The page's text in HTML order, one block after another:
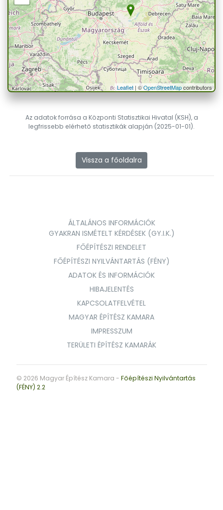
Leaflet| ©OpenStreetMapcontributors
Az adatok forrása a Központi Statisztikai Hivatal (KSH), a
legfrissebb elérhető statisztikák alapján (2025-01-01).
Vissza a főoldalra
ÁLTALÁNOS INFORMÁCIÓK
GYAKRAN ISMÉTELT KÉRDÉSEK (GY.I.K.)
FŐÉPÍTÉSZI RENDELET
FŐÉPÍTÉSZI NYILVÁNTARTÁS (FÉNY)
ADATOK ÉS INFORMÁCIÓK
HIBAJELENTÉS
KAPCSOLATFELVÉTEL
MAGYAR ÉPÍTÉSZ KAMARA
IMPRESSZUM
TERÜLETI ÉPÍTÉSZ KAMARÁK
© 2026 Magyar Építész Kamara - Főépítészi Nyilvántartás
(FÉNY) 2.2